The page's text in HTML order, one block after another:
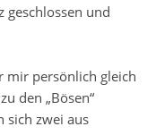
geschlossen und
mir persönlich gleich
den „Bösen“
sich zwei aus